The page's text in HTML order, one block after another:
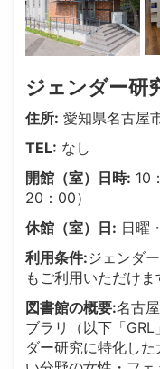
ジェンダー研
住所: 愛知県名古屋
TEL: なし
開館（室）日時: 10
20：00）
休館（室）日: 日曜
利用条件:ジェンダ
もご利用いただけま
図書館の概要:名古
ブラリ（以下「
ダー研究に特化し